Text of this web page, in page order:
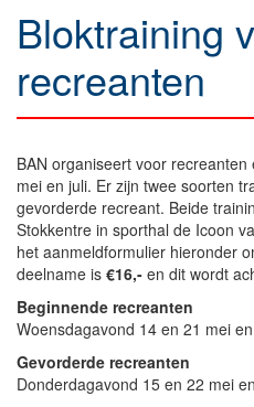
Bloktraining
recreanten
BAN organiseert voor
mei en juli. Er zijn twee soorten
gevorderde recreant. Beide
Stokkentre in sporthal de Icoon
het aanmeldformulier hieronder
deelname is €16,- en dit wordt
Beginnende recreanten
Woensdagavond 14 en 21 mei
Gevorderde recreanten
Donderdagavond 15 en 22 mei